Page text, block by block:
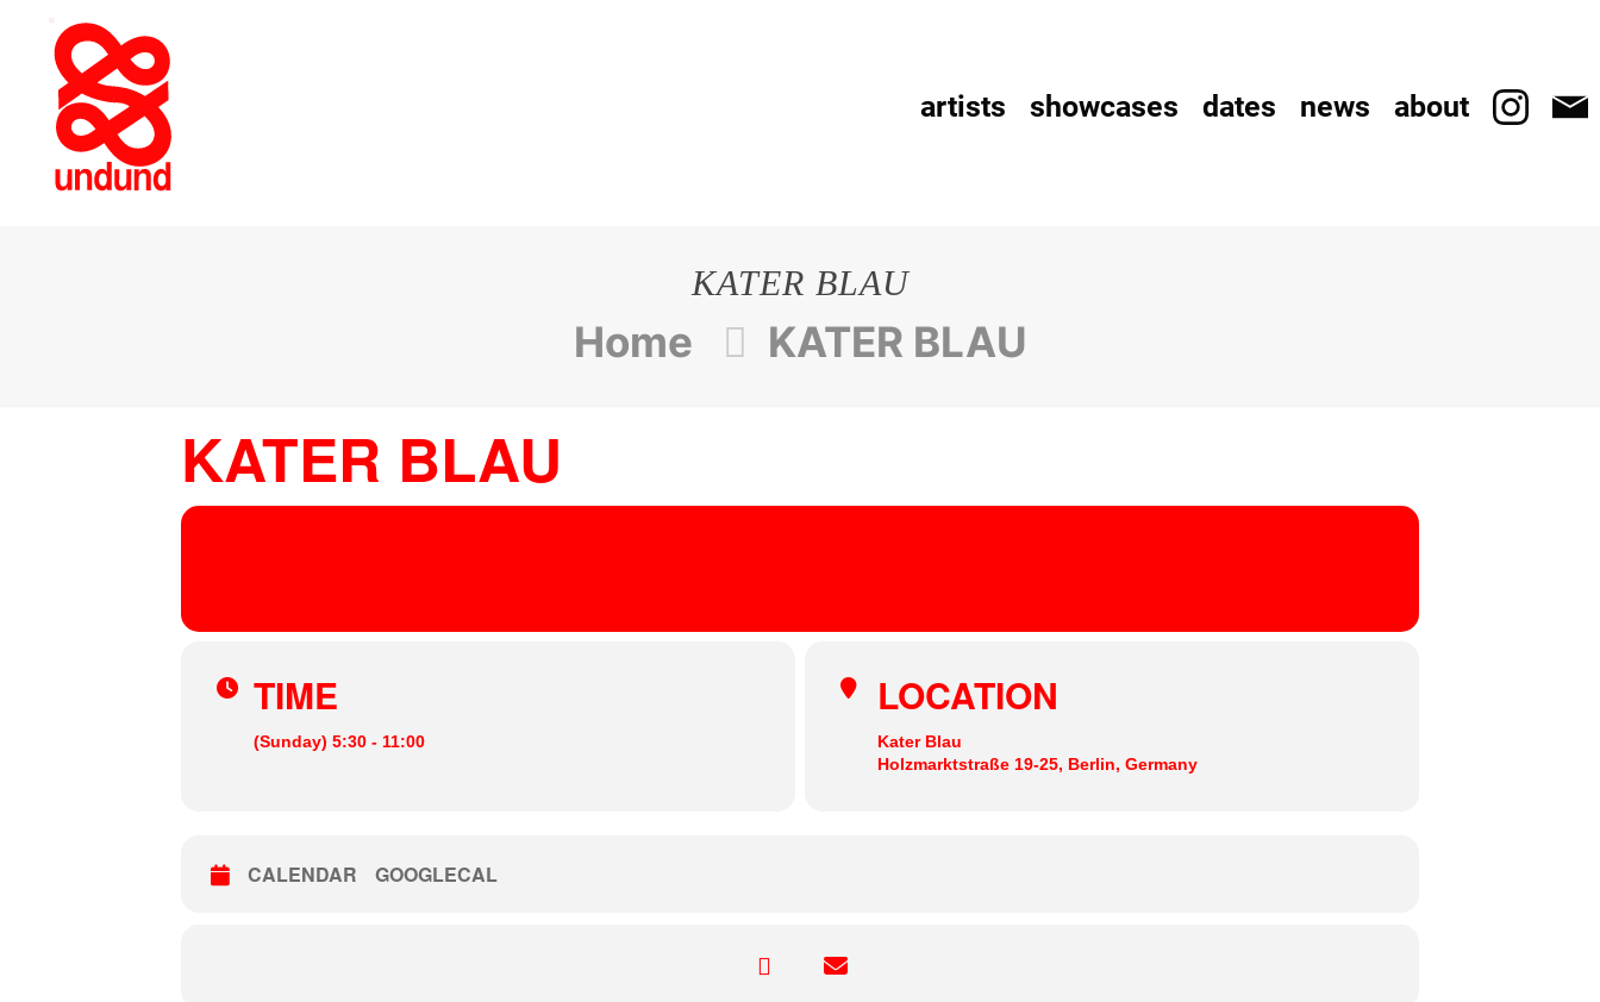
artists showcases dates news about
KATER BLAU
Home KATER BLAU
KATER BLAU
TIME
(Sunday) 5:30 - 11:00
LOCATION
Kater Blau
Holzmarktstraße 19-25, Berlin, Germany
CALENDAR GOOGLECAL